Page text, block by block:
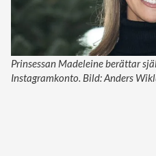
Prinsessan Madeleine berättar
Instagramkonto. Bild: Anders